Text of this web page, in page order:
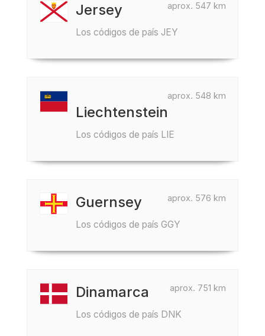
aprox. 547 km
Jersey
Los códigos de país JEY
aprox. 548 km
Liechtenstein
Los códigos de país LIE
aprox. 576 km
Guernsey
Los códigos de país GGY
aprox. 751 km
Dinamarca
Los códigos de país DNK